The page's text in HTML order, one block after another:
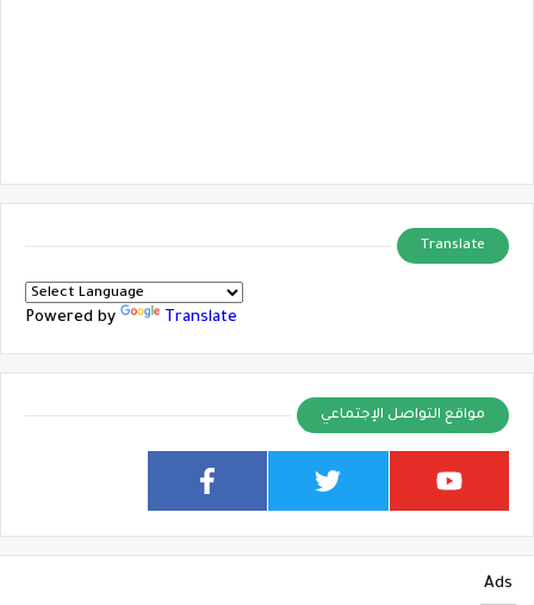
Translate
Powered by Translate
مواقع التواصل الإجتماعي
Ads